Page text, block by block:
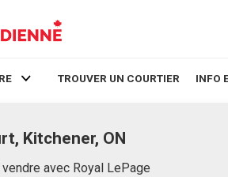
TROUVER UN COURTIER INFO
Kitchener, ON
avec Royal LePage